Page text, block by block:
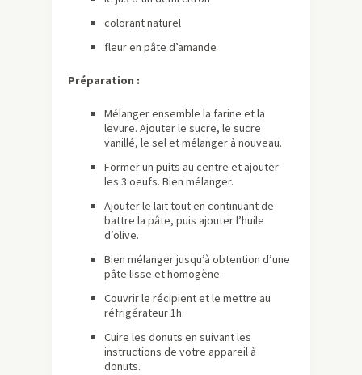
colorant naturel
fleur en pâte d’amande
Préparation :
Mélanger ensemble la farine et la
levure. Ajouter le sucre, le sucre
vanillé, le sel et mélanger à nouveau.
Former un puits au centre et ajouter
les 3 oeufs. Bien mélanger.
Ajouter le lait tout en continuant de
battre la pâte, puis ajouter l’huile
d’olive.
Bien mélanger jusqu’à obtention d’une
pâte lisse et homogène.
Couvrir le récipient et le mettre au
réfrigérateur 1h.
Cuire les donuts en suivant les
instructions de votre appareil à
donuts.